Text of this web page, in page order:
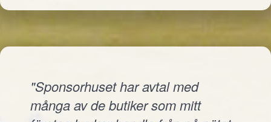
"Sponsorhuset har avtal med
många av de butiker som mitt